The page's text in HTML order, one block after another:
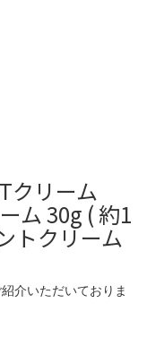
クリーム
ム 30g ( 約1
トクリーム
介いただいておりま